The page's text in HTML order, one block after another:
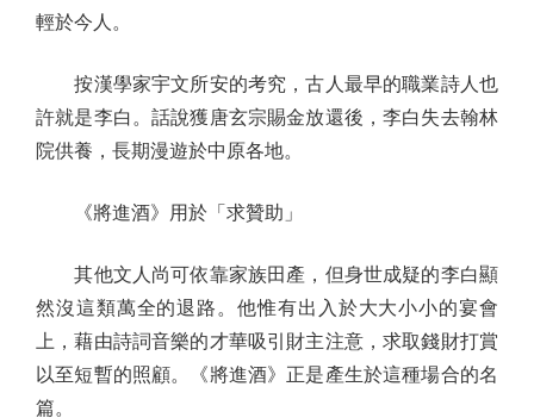
輕於今人。
按漢學家宇文所安的考究，古人最早的職業詩人也
許就是李白。話說獲唐玄宗賜金放還後，李白失去翰林
院供養，長期漫遊於中原各地。
《將進酒》用於「求贊助」
其他文人尚可依靠家族田產，但身世成疑的李白顯
然沒這類萬全的退路。他惟有出入於大大小小的宴會
上，藉由詩詞音樂的才華吸引財主注意，求取錢財打賞
以至短暫的照顧。《將進酒》正是產生於這種場合的名
篇。